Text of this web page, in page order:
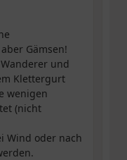
Gämsen!
und
Klettergurt
wenigen
(nicht
Wind oder nach